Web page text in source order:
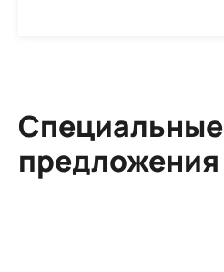
Специальные
предложения